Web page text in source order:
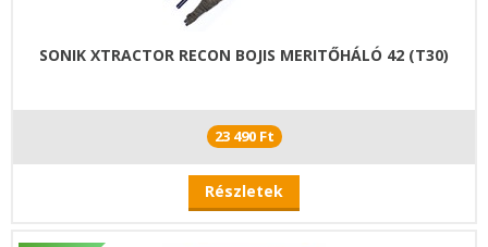
SONIK XTRACTOR RECON BOJIS MERITŐHÁLÓ 42 (T30)
23 490 Ft
Részletek